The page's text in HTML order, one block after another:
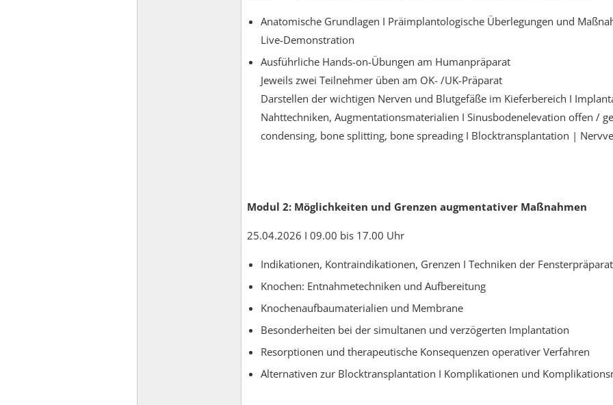
Anatomische Grundlagen I Präimplantologische Überlegungen und
Live-Demonstration
Ausführliche Hands-on-Übungen am Humanpräparat
Jeweils zwei Teilnehmer üben am OK- /UK-Präparat
Darstellen der wichtigen Nerven und Blutgefäße im Kieferbereich I
Nahttechniken, Augmentationsmaterialien I Sinusbodenelevation offen /
condensing, bone splitting, bone spreading I Blocktransplantation |
Modul 2: Möglichkeiten und Grenzen augmentativer Maßnahmen
25.04.2026 I 09.00 bis 17.00 Uhr
Indikationen, Kontraindikationen, Grenzen I Techniken der
Knochen: Entnahmetechniken und Aufbereitung
Knochenaufbaumaterialien und Membrane
Besonderheiten bei der simultanen und verzögerten Implantation
Resorptionen und therapeutische Konsequenzen operativer Verfahren
Alternativen zur Blocktransplantation I Komplikationen und